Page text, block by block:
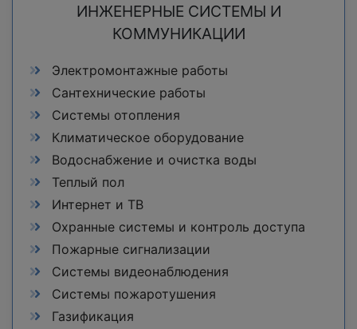
ИНЖЕНЕРНЫЕ СИСТЕМЫ И
КОММУНИКАЦИИ
Электромонтажные работы
Сантехнические работы
Системы отопления
Климатическое оборудование
Водоснабжение и очистка воды
Теплый пол
Интернет и ТВ
Охранные системы и контроль доступа
Пожарные сигнализации
Системы видеонаблюдения
Системы пожаротушения
Газификация